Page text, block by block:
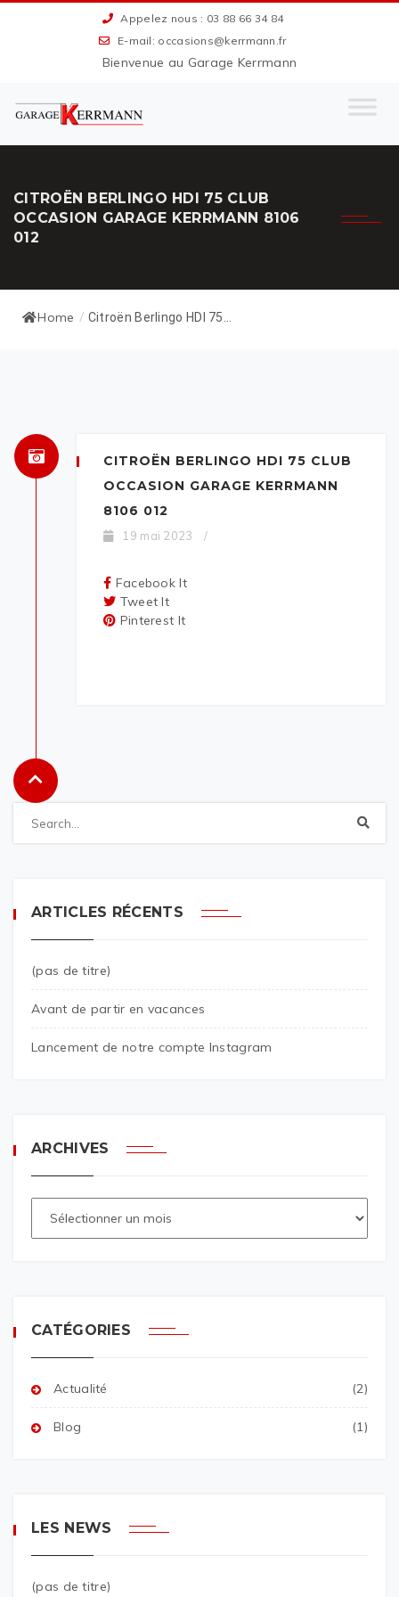
Appelez nous : 03 88 66 34 84
E-mail: occasions@kerrmann.fr
Bienvenue au Garage Kerrmann
CITROËN BERLINGO HDI 75 CLUB
OCCASION GARAGE KERRMANN 8106
012
Home / Citroën Berlingo HDI 75...
CITROËN BERLINGO HDI 75 CLUB
OCCASION GARAGE KERRMANN
8106 012
19 mai 2023 /
Facebook It
Tweet It
Pinterest It
ARTICLES RÉCENTS
(pas de titre)
Avant de partir en vacances
Lancement de notre compte Instagram
ARCHIVES
CATÉGORIES
Actualité (2)
Blog (1)
LES NEWS
(pas de titre)